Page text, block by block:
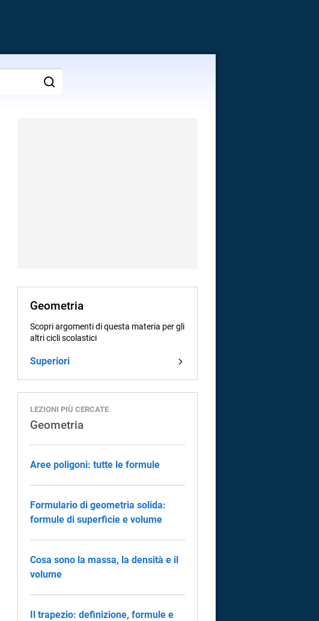
Geometria
Scopri argomenti di questa materia per gli
altri cicli scolastici
Superiori
LEZIONI PIÙ CERCATE
Geometria
Aree poligoni: tutte le formule
Formulario di geometria solida:
formule di superficie e volume
Cosa sono la massa, la densità e il
volume
Il trapezio: definizione, formule e